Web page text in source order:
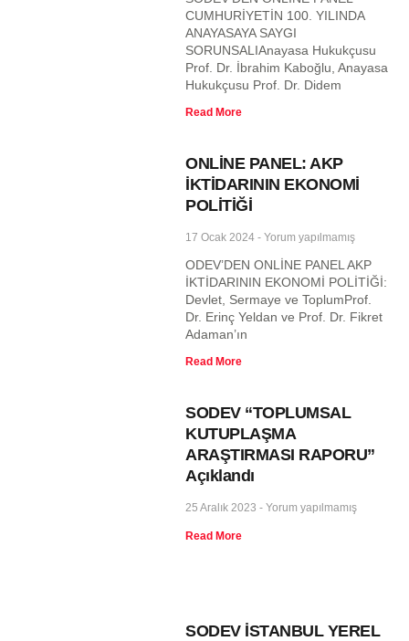
CUMHURİYETİN 100. YILINDA
ANAYASAYA SAYGI
SORUNSALIAnayasa Hukukçusu
Prof. Dr. İbrahim Kaboğlu, Anayasa
Hukukçusu Prof. Dr. Didem
Read More
ONLİNE PANEL: AKP
İKTİDARININ EKONOMİ
POLİTİĞİ
17 Ocak 2024 Yorum yapılmamış
ODEV’DEN ONLİNE PANEL AKP
İKTİDARININ EKONOMİ POLİTİĞİ:
Devlet, Sermaye ve ToplumProf.
Dr. Erinç Yeldan ve Prof. Dr. Fikret
Adaman’ın
Read More
SODEV “TOPLUMSAL
KUTUPLAŞMA
ARAŞTIRMASI RAPORU”
Açıklandı
25 Aralık 2023 Yorum yapılmamış
Read More
SODEV İSTANBUL YEREL